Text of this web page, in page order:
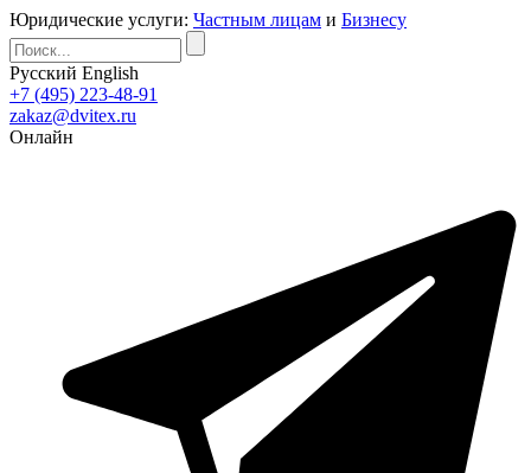
Юридические услуги: Частным лицам и Бизнесу
Русский English
+7 (495) 223-48-91
zakaz@dvitex.ru
Онлайн